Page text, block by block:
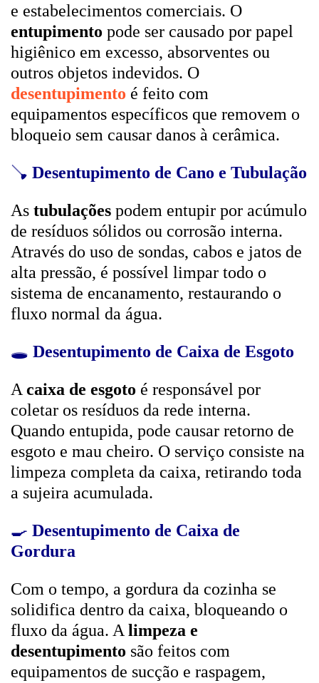
e estabelecimentos comerciais. O
entupimento pode ser causado por papel
higiênico em excesso, absorventes ou
outros objetos indevidos. O
desentupimento é feito com
equipamentos específicos que removem o
bloqueio sem causar danos à cerâmica.
🪠 Desentupimento de Cano e Tubulação
As tubulações podem entupir por acúmulo
de resíduos sólidos ou corrosão interna.
Através do uso de sondas, cabos e jatos de
alta pressão, é possível limpar todo o
sistema de encanamento, restaurando o
fluxo normal da água.
🕳️ Desentupimento de Caixa de Esgoto
A caixa de esgoto é responsável por
coletar os resíduos da rede interna.
Quando entupida, pode causar retorno de
esgoto e mau cheiro. O serviço consiste na
limpeza completa da caixa, retirando toda
a sujeira acumulada.
🍳 Desentupimento de Caixa de
Gordura
Com o tempo, a gordura da cozinha se
solidifica dentro da caixa, bloqueando o
fluxo da água. A limpeza e
desentupimento são feitos com
equipamentos de sucção e raspagem,